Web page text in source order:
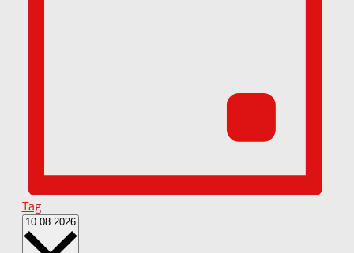
Tag
10.08.2026 Datum